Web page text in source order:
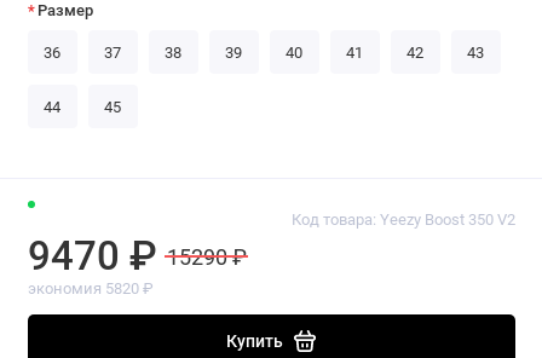
Код товара: Yeezy Boost 350 V2
9470 ₽ 15290 ₽
экономия 5820 ₽
Купить
Размер
36 37 38 39 40 41 42 43
44 45